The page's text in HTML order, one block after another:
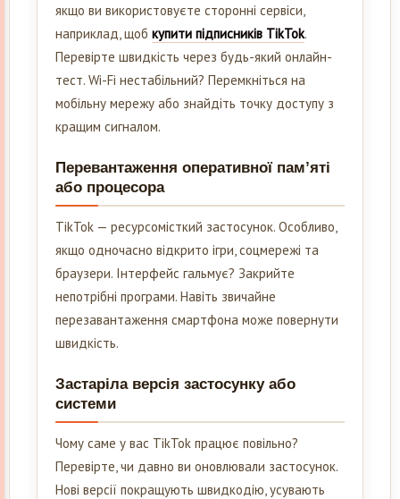
якщо ви використовуєте сторонні сервіси,
наприклад, щоб купити підписників TikTok.
Перевірте швидкість через будь-який онлайн-
тест. Wi-Fi нестабільний? Перемкніться на
мобільну мережу або знайдіть точку доступу з
кращим сигналом.
Перевантаження оперативної пам’яті
або процесора
TikTok — ресурсомісткий застосунок. Особливо,
якщо одночасно відкрито ігри, соцмережі та
браузери. Інтерфейс гальмує? Закрийте
непотрібні програми. Навіть звичайне
перезавантаження смартфона може повернути
швидкість.
Застаріла версія застосунку або
системи
Чому саме у вас TikTok працює повільно?
Перевірте, чи давно ви оновлювали застосунок.
Нові версії покращують швидкодію, усувають